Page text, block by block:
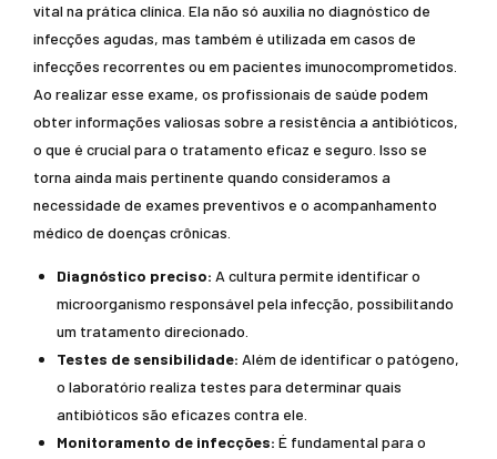
vital na prática clínica. Ela não só auxilia no diagnóstico de
infecções agudas, mas também é utilizada em casos de
infecções recorrentes ou em pacientes imunocomprometidos.
Ao realizar esse exame, os profissionais de saúde podem
obter informações valiosas sobre a resistência a antibióticos,
o que é crucial para o tratamento eficaz e seguro. Isso se
torna ainda mais pertinente quando consideramos a
necessidade de exames preventivos e o acompanhamento
médico de doenças crônicas.
Diagnóstico preciso: A cultura permite identificar o
microorganismo responsável pela infecção, possibilitando
um tratamento direcionado.
Testes de sensibilidade: Além de identificar o patógeno,
o laboratório realiza testes para determinar quais
antibióticos são eficazes contra ele.
Monitoramento de infecções: É fundamental para o